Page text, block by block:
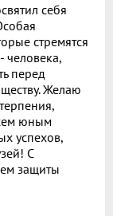
себя
стремятся
человека,
перед
Желаю
юным
успехов,
С
защиты